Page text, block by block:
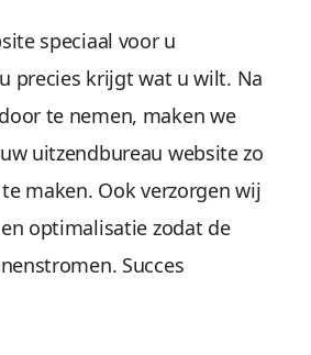
speciaal voor u
precies krijgt wat u wilt. Na
te nemen, maken we
uitzendbureau website zo
maken. Ook verzorgen wij
optimalisatie zodat de
Succes